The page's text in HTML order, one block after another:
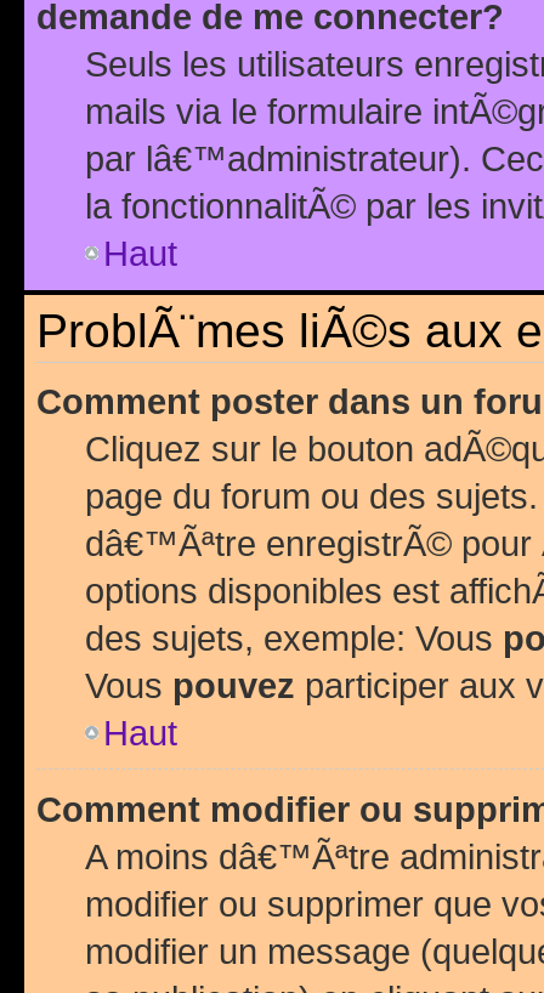
demande de me connecter?
Seuls les utilisateurs
mails via le formulaire
par lâ€™administrateur).
la fonctionnalitÃ© par les
Haut
ProblÃ¨mes liÃ©s aux
Comment poster dans un
Cliquez sur le bouton
page du forum ou des
dâ€™Ãªtre enregistrÃ©
options disponibles est
des sujets, exemple: Vous
Vous pouvez participer aux
Haut
Comment modifier ou
A moins dâ€™Ãªtre
modifier ou supprimer que
modifier un message